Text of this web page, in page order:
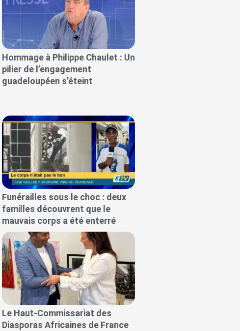
Hommage à Philippe Chaulet : Un
pilier de l’engagement
guadeloupéen s’éteint
Funérailles sous le choc : deux
familles découvrent que le
mauvais corps a été enterré
Le Haut-Commissariat des
Diasporas Africaines de France